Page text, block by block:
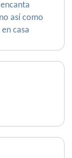
así como
casa